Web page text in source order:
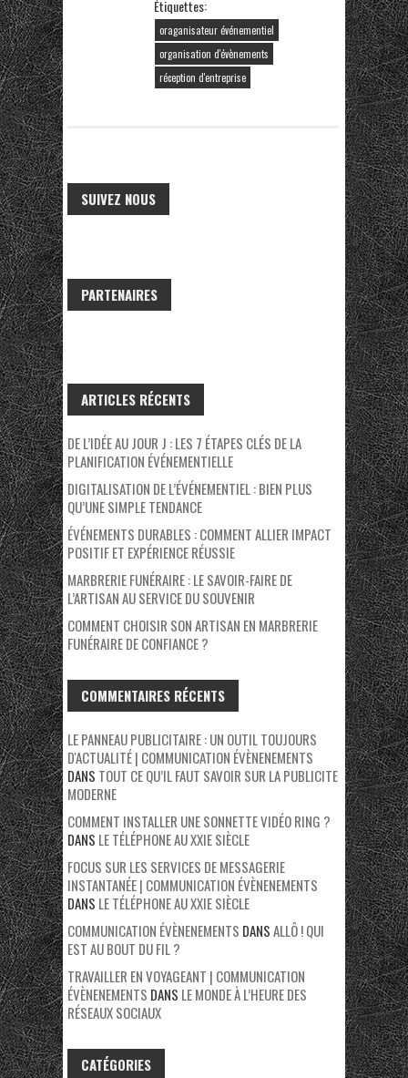
Étiquettes:
oraganisateur événementiel
organisation d'évènements
réception d'entreprise
SUIVEZ NOUS
PARTENAIRES
ARTICLES RÉCENTS
DE L’IDÉE AU JOUR J : LES 7 ÉTAPES CLÉS DE LA
PLANIFICATION ÉVÉNEMENTIELLE
DIGITALISATION DE L’ÉVÉNEMENTIEL : BIEN PLUS
QU’UNE SIMPLE TENDANCE
ÉVÉNEMENTS DURABLES : COMMENT ALLIER IMPACT
POSITIF ET EXPÉRIENCE RÉUSSIE
MARBRERIE FUNÉRAIRE : LE SAVOIR-FAIRE DE
L’ARTISAN AU SERVICE DU SOUVENIR
COMMENT CHOISIR SON ARTISAN EN MARBRERIE
FUNÉRAIRE DE CONFIANCE ?
COMMENTAIRES RÉCENTS
LE PANNEAU PUBLICITAIRE : UN OUTIL TOUJOURS
D'ACTUALITÉ | COMMUNICATION ÉVÈNENEMENTS
DANS TOUT CE QU’IL FAUT SAVOIR SUR LA PUBLICITE
MODERNE
COMMENT INSTALLER UNE SONNETTE VIDÉO RING ?
DANS LE TÉLÉPHONE AU XXIE SIÈCLE
FOCUS SUR LES SERVICES DE MESSAGERIE
INSTANTANÉE | COMMUNICATION ÉVÈNENEMENTS
DANS LE TÉLÉPHONE AU XXIE SIÈCLE
COMMUNICATION ÉVÈNENEMENTS DANSALLÔ ! QUI
EST AU BOUT DU FIL ?
TRAVAILLER EN VOYAGEANT | COMMUNICATION
ÉVÈNENEMENTS DANS LE MONDE À L’HEURE DES
RÉSEAUX SOCIAUX
CATÉGORIES